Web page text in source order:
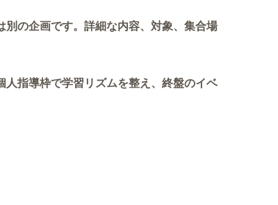
の企画です。詳細な内容、対象、集合場
指導枠で学習リズムを整え、終盤のイベ